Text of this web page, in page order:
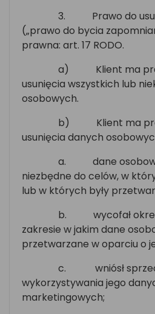
3.
Prawo do
(„prawo do bycia
prawna: art. 17 RODO.
a)
Klient ma
usunięcia wszystkich lub
osobowych.
b)
Klient ma
usunięcia danych
a.
dane
niezbędne do celów, w
lub w których były
b.
wycofał
zakresie w jakim dane
przetwarzane w oparciu o
c.
wniósł
wykorzystywania jego
marketingowych;